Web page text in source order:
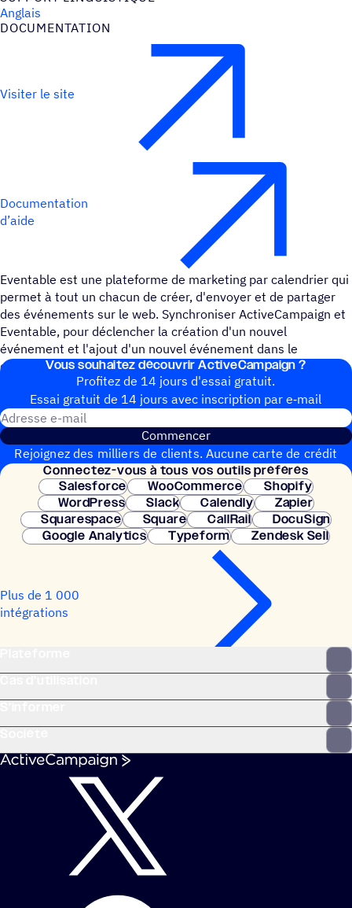
Anglais
DOCU­MEN­TA­TION
Visiter le site
Documentation
d’aide
Eventable est une plateforme de marketing par calendrier qui
permet à tout un chacun de créer, d'envoyer et de partager
des événements sur le web. Synchroniser ActiveCampaign et
Eventable, pour déclencher la création d'un nouvel
événement et l'ajout d'un nouvel événement dans le
calendrier d'un nouvel abonné.
Vous souhai­tez découvrir ActiveCampaign ?
Profitez de 14 jours d'essai gratuit.
Essai gratuit de 14 jours avec inscrip­tion par e‑mail
Commencer
Rejoignez des milliers de clients. Aucune carte de crédit
nécessaire. Configuration instantanée.
Connec­tez-vous à tous vos outils préférés
Salesforce
WooCommerce
Shopify
WordPress
Slack Calendly
Zapier
Squarespace
Square CallRail
DocuSign
Google Analytics
Typeform Zendesk Sell
Plus de 1 000
intégrations